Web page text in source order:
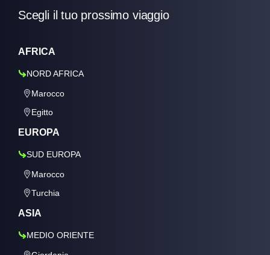
Scegli il tuo prossimo viaggio
AFRICA
NORD AFRICA
Marocco
Egitto
EUROPA
SUD EUROPA
Marocco
Turchia
ASIA
MEDIO ORIENTE